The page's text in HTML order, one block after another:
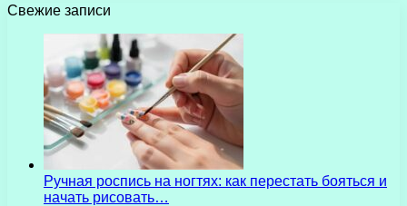
Свежие записи
Ручная роспись на ногтях: как перестать бояться и
начать рисовать…